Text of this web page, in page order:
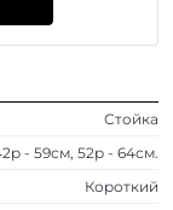
Стойка
- 59см, 52р - 64см.
Короткий